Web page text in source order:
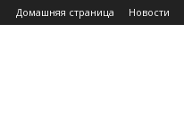
Домашняя страница Новости